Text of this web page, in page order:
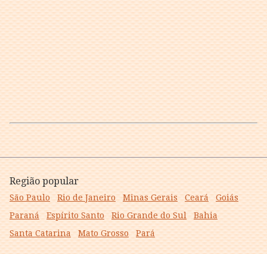
Região popular
São Paulo Rio de Janeiro Minas Gerais Ceará
Goiás
Paraná
Espírito Santo Rio Grande do Sul
Bahia
Santa Catarina
Mato Grosso Pará